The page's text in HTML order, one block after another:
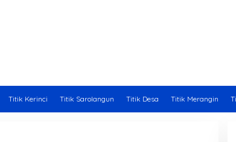
Titik Kerinci Titik Sarolangun Titik Desa Titik Merangin